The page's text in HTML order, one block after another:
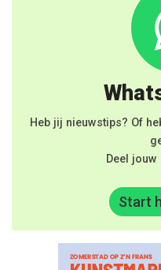
Heb jij nieuwstips? Of
Deel
Start